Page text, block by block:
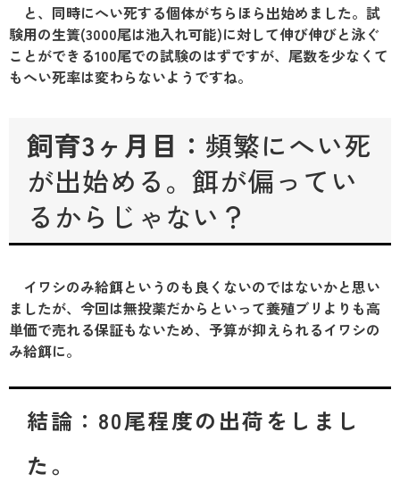
と、同時にへい死する個体がちらほら出始めました。試
験用の生簀(3000尾は池入れ可能)に対して伸び伸びと泳ぐ
ことができる100尾での試験のはずですが、尾数を少なくて
もへい死率は変わらないようですね。
飼育3ヶ月目 ： 頻繁にへい死
が出始める。餌が偏ってい
るからじゃない？
イワシのみ給餌というのも良くないのではないかと思い
ましたが、今回は無投薬だからといって養殖ブリよりも高
単価で売れる保証もないため、予算が抑えられるイワシの
み給餌に。
結論：80尾程度の出荷をしまし
た。